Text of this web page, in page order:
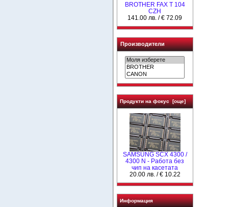
BROTHER FAX T 104
CZH
141.00 лв. / € 72.09
Производители
Продукти на фокус [още]
SAMSUNG SCX 4300 /
4300 N - Работа без
чип на касетата
20.00 лв. / € 10.22
Информация